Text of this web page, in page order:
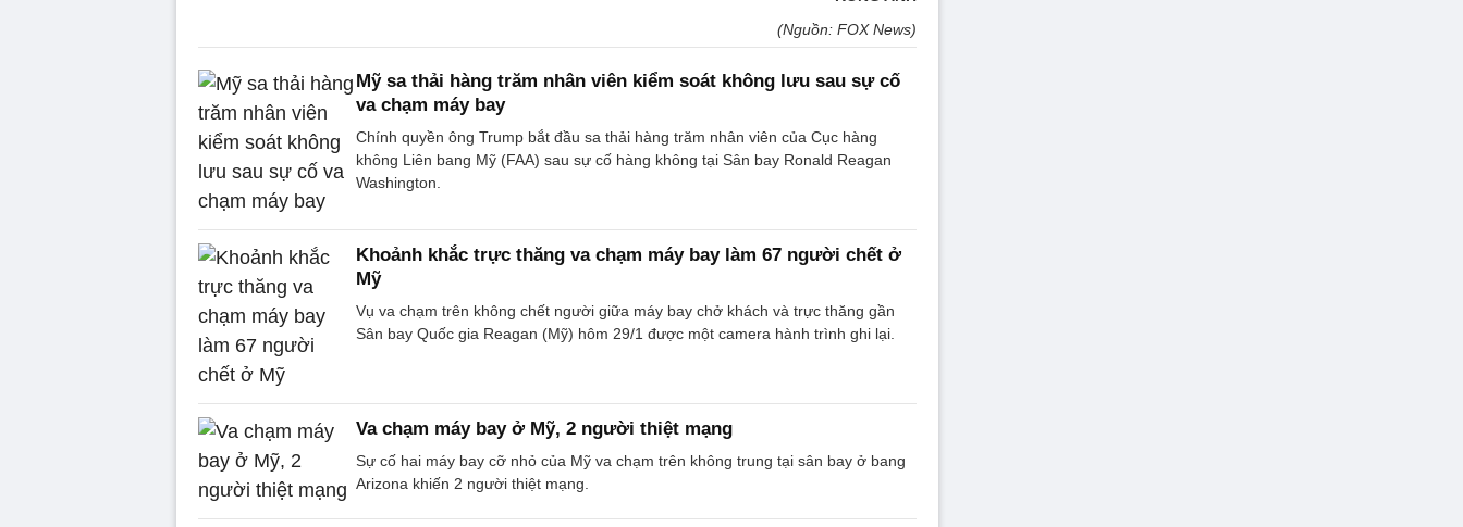
(Nguồn: FOX News)
Mỹ sa thải hàng trăm nhân viên kiểm soát không lưu sau sự cố
va chạm máy bay
Chính quyền ông Trump bắt đầu sa thải hàng trăm nhân viên của Cục hàng
không Liên bang Mỹ (FAA) sau sự cố hàng không tại Sân bay Ronald Reagan
Washington.
Khoảnh khắc trực thăng va chạm máy bay làm 67 người chết ở
Mỹ
Vụ va chạm trên không chết người giữa máy bay chở khách và trực thăng gần
Sân bay Quốc gia Reagan (Mỹ) hôm 29/1 được một camera hành trình ghi lại.
Va chạm máy bay ở Mỹ, 2 người thiệt mạng
Sự cố hai máy bay cỡ nhỏ của Mỹ va chạm trên không trung tại sân bay ở bang
Arizona khiến 2 người thiệt mạng.